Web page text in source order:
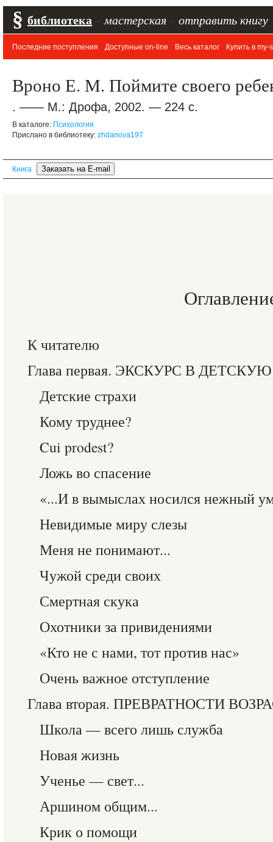
§ библиотека мастерская отправить книгу
Последние поступления Доступные on-line Весь каталог Купить в my-
Вроно Е. М. Поймите своего
. —— М.: Дрофа, 2002. — 224 с.
В каталоге: Психология
Прислано в библиотеку: zhdanova197
Книга
К читателю
Глава первая. ЭКСКУРС В
Детские страхи
Кому труднее?
Cui prodest?
Ложь во спасение
«...И в вымыслах носился нежный
Невидимые миру слезы
Меня не понимают...
Чужой среди своих
Смертная скука
Охотники за привидениями
«Кто не с нами, тот против нас»
Очень важное отступление
Глава вторая. ПРЕВРАТНОСТИ
Школа — всего лишь служба
Новая жизнь
Ученье — свет...
Аршином общим...
Крик о помощи